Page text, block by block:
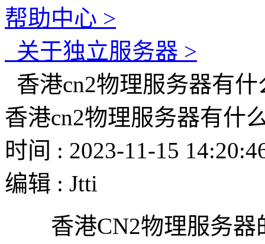
帮助中心 >
关于独立服务器 >
香港cn2物理服务器有
香港cn2物理服务器有什
时间 : 2023-11-15
编辑 : Jtti
香港CN2物理服务器